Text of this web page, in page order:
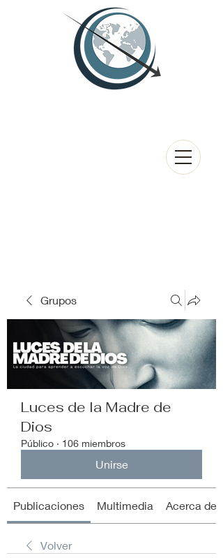
Grupos
Luces de la Madre de
Dios
Público · 106 miembros
Unirse
Publicaciones Multimedia Acerca de
Volver